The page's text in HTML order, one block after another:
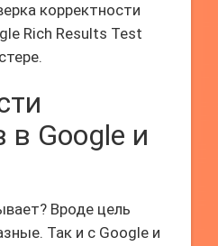
корректности
Rich Results Test
в Google и
Вроде цель
Так и с Google и